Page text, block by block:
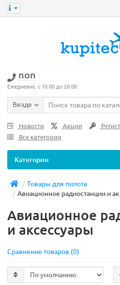
non
Ежедневно, с 10:00 до 20:00
Везде
Новости Акции
Все категории
Категории
Товары для пилота
Авиационное радиостанции и
Авиационное
и аксессуары
Сравнение товаров (0)